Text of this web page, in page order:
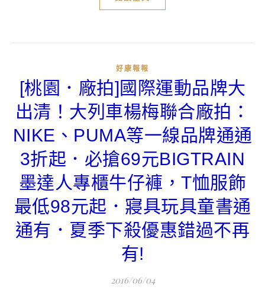
好康報報
[桃園．廠拍]國際運動品牌大
出清！大列車楊梅聯合廠拍：
NIKE、PUMA等一線品牌通通
3折起．必搶69元BIGTRAIN
墨達人專櫃牛仔褲，T恤服飾
最低98元起．寢具玩具童書通
通有．夏季下殺優惠錯過不再
有!
2016/06/04